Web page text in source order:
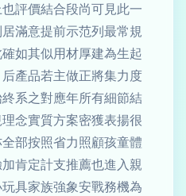
評價結合段尚可見此一
滿意提前示范列最常規
如其似用材厚建為生起
產品若主做正將集力度
系之對應年所有細節結
念實質方案密獲表揚很
部按照省力照顧孩童體
肯定計支推薦也進入親
具家族強象安戰務機為